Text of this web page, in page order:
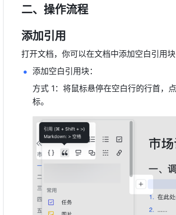
二、操作流程
添加引用
打开文档，你可以在文档中添加空白引用
添加空白引用块：
方式 1：将鼠标悬停在空白行的行首，
标。